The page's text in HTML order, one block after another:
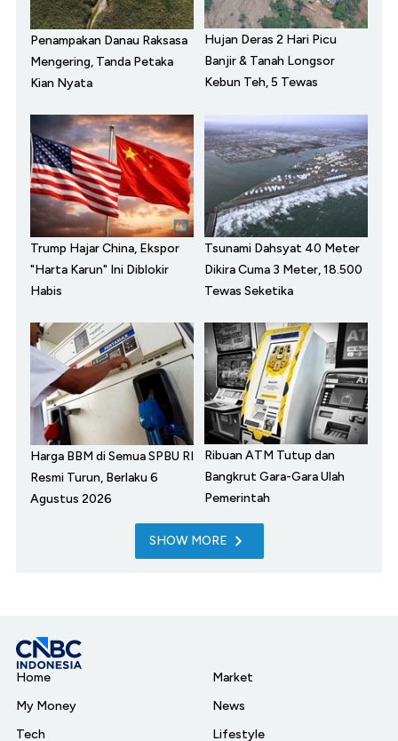
Penampakan Danau Raksasa
Mengering, Tanda Petaka
Kian Nyata
Hujan Deras 2 Hari Picu
Banjir & Tanah Longsor
Kebun Teh, 5 Tewas
Trump Hajar China, Ekspor
"Harta Karun" Ini Diblokir
Habis
Tsunami Dahsyat 40 Meter
Dikira Cuma 3 Meter, 18.500
Tewas Seketika
Harga BBM di Semua SPBU RI
Resmi Turun, Berlaku 6
Agustus 2026
Ribuan ATM Tutup dan
Bangkrut Gara-Gara Ulah
Pemerintah
SHOW MORE
Home
My Money
Tech
Market
News
Lifestyle